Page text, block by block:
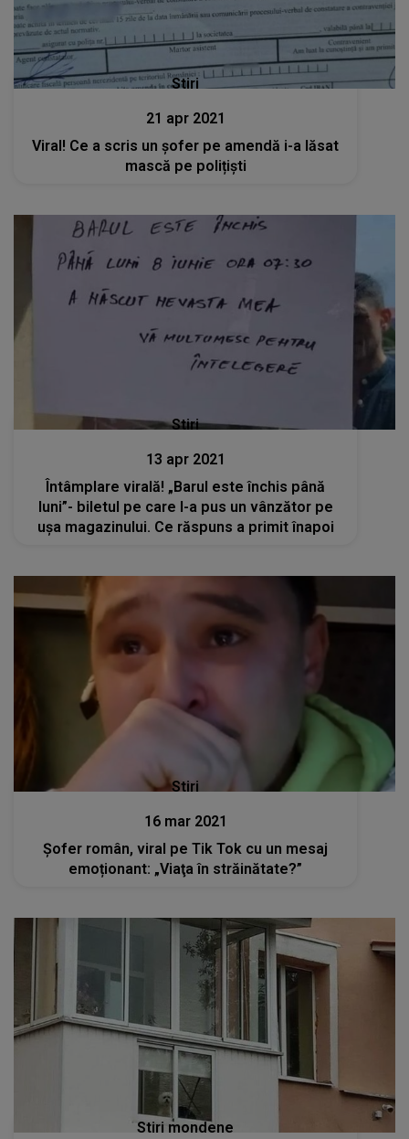
Stiri
21 apr 2021
Viral! Ce a scris un șofer pe amendă i-a lăsat
mască pe polițiști
Stiri
13 apr 2021
Întâmplare virală! „Barul este închis până
luni”- biletul pe care l-a pus un vânzător pe
ușa magazinului. Ce răspuns a primit înapoi
Stiri
16 mar 2021
Șofer român, viral pe Tik Tok cu un mesaj
emoționant: „Viaţa în străinătate?”
Stiri mondene